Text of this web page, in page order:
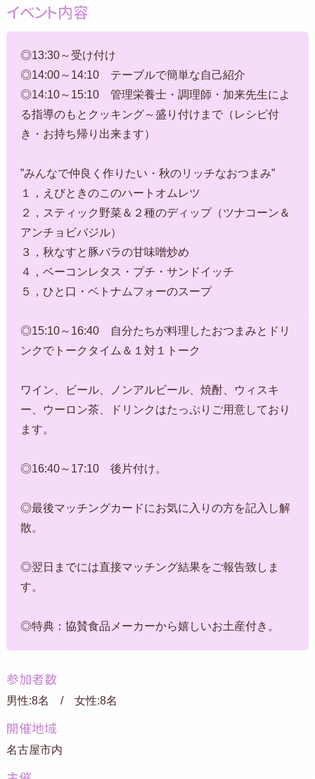
イベント内容
◎13:30～受け付け
◎14:00～14:10 テーブルで簡単な自己紹介
◎14:10～15:10 管理栄養士・調理師・加来先生によ
る指導のもとクッキング～盛り付けまで（レシピ付
き・お持ち帰り出来ます）
”みんなで仲良く作りたい・秋のリッチなおつまみ”
１，えびときのこのハートオムレツ
２，スティック野菜＆２種のディップ（ツナコーン＆
アンチョビバジル）
３，秋なすと豚バラの甘味噌炒め
４，ベーコンレタス・プチ・サンドイッチ
５，ひと口・ベトナムフォーのスープ
◎15:10～16:40 自分たちが料理したおつまみとドリ
ンクでトークタイム＆１対１トーク
ワイン、ビール、ノンアルビール、焼酎、ウィスキ
ー、ウーロン茶、ドリンクはたっぷりご用意しており
ます。
◎16:40～17:10 後片付け。
◎最後マッチングカードにお気に入りの方を記入し解
散。
◎翌日までには直接マッチング結果をご報告致しま
す。
◎特典：協賛食品メーカーから嬉しいお土産付き。
参加者数
男性:8名 / 女性:8名
開催地域
名古屋市内